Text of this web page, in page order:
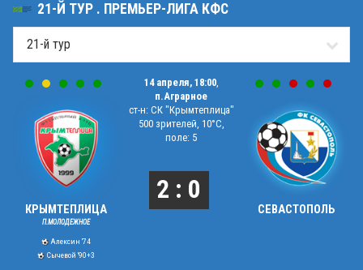
21-Й ТУР . ПРЕМЬЕР-ЛИГА КФС
КРЫМТЕПЛИЦА
П.МОЛОДЕЖНОЕ
Алексин '74
Сычевой '90+3
14 апреля, 18:00,
п.Аграрное
ст-н: СК "Крымтеплица"
500 зрителей, 10°C,
поле: 5
2 : 0
СЕВАСТОПОЛЬ